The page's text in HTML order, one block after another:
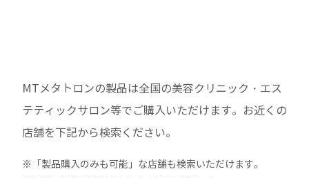
MTメタトロンの製品は全国の美容クリニック・エス
テティックサロン等でご購入いただけます。 お近くの
店舗を下記から検索ください。
※「製品購入のみも可能」な店舗も検索いただけます。